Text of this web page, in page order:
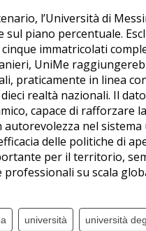
l’Università di
sul piano percentuale.
immatricolati
UniMe
praticamente in linea
realtà nazionali. Il
capace di rafforzare
autorevolezza nel
delle politiche di
per il territorio,
professionali su scala
università università